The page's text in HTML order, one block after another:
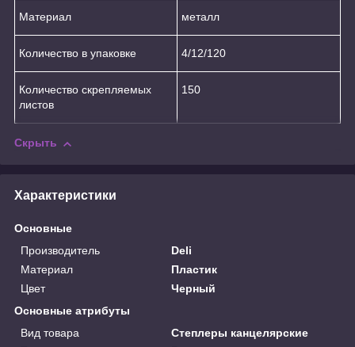
Материал металл
Количество в упаковке 4/12/120
Количество скрепляемых
листов
150
Скрыть
Характеристики
Основные
Производитель
Deli
Материал
Пластик
Цвет
Черный
Основные атрибуты
Вид товара
Степлеры канцелярские